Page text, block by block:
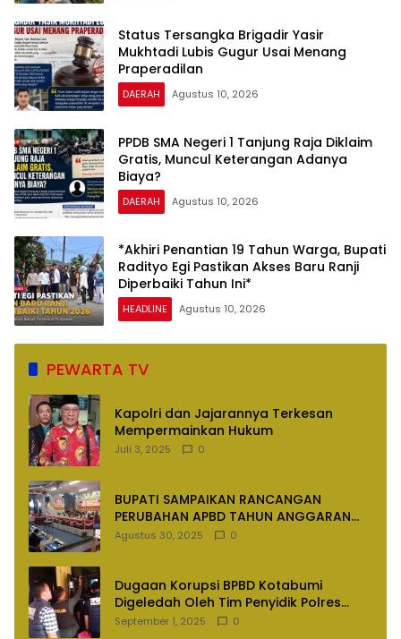
Status Tersangka Brigadir Yasir
Mukhtadi Lubis Gugur Usai Menang
Praperadilan
DAERAH Agustus 10, 2026
PPDB SMA Negeri 1 Tanjung Raja Diklaim
Gratis, Muncul Keterangan Adanya
Biaya?
DAERAH Agustus 10, 2026
*Akhiri Penantian 19 Tahun Warga, Bupati
Radityo Egi Pastikan Akses Baru Ranji
Diperbaiki Tahun Ini*
HEADLINE Agustus 10, 2026
PEWARTA TV
Kapolri dan Jajarannya Terkesan
Mempermainkan Hukum
Juli 3, 2025 0
BUPATI SAMPAIKAN RANCANGAN
PERUBAHAN APBD TAHUN ANGGARAN
2025
Agustus 30, 2025 0
Dugaan Korupsi BPBD Kotabumi
Digeledah Oleh Tim Penyidik Polres
Lampung Utara
September 1, 2025 0